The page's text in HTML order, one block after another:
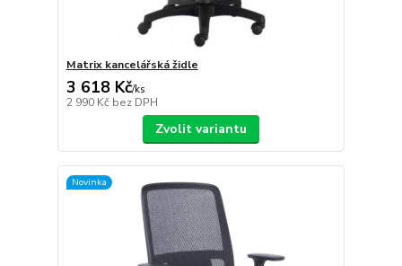
Matrix kancelářská židle
3 618 Kč/ks
2 990 Kč bez DPH
Zvolit variantu
Novinka